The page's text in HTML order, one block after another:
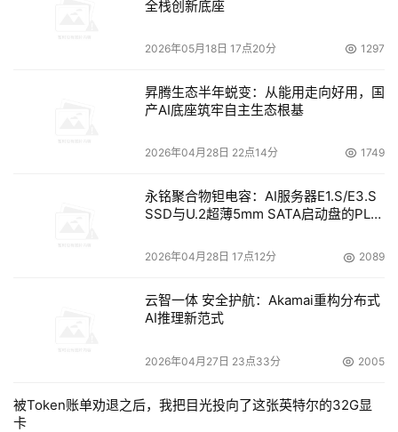
全栈创新底座
2026年05月18日 17点20分 1297
昇腾生态半年蜕变：从能用走向好用，国
产AI底座筑牢自主生态根基
2026年04月28日 22点14分 1749
永铭聚合物钽电容：AI服务器E1.S/E3.S
SSD与U.2超薄5mm SATA启动盘的PLP
2026年04月28日 17点12分 2089
云智一体 安全护航：Akamai重构分布式
AI推理新范式
2026年04月27日 23点33分 2005
被Token账单劝退之后，我把目光投向了这张英特尔的32G显
卡